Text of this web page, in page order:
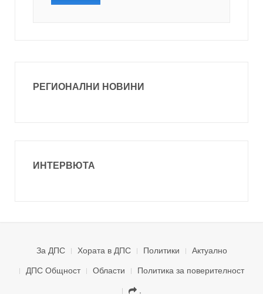
РЕГИОНАЛНИ НОВИНИ
ИНТЕРВЮТА
За ДПС Хората в ДПС Политики
Актуално
ДПС Общност
Области
Политика за поверителност
.